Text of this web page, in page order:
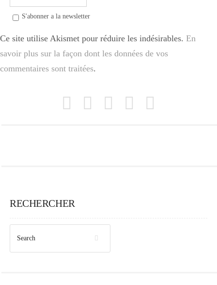
S'abonner a la newsletter
Ce site utilise Akismet pour réduire les indésirables. En
savoir plus sur la façon dont les données de vos
commentaires sont traitées.
RECHERCHER